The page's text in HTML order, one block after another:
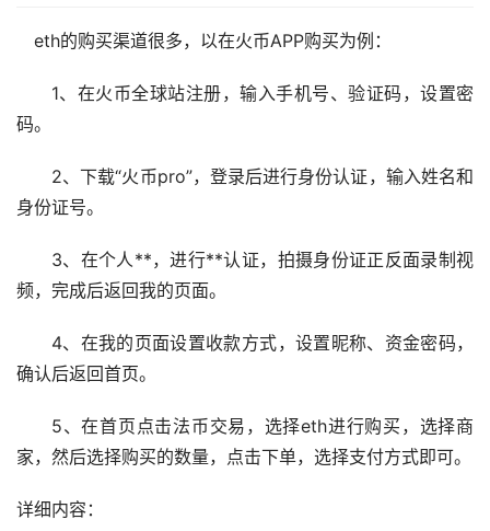
eth的购买渠道很多，以在火币APP购买为例：
1、在火币全球站注册，输入手机号、验证码，设置密
码。
2、下载“火币pro”，登录后进行身份认证，输入姓名和
身份证号。
3、在个人**，进行**认证，拍摄身份证正反面录制视
频，完成后返回我的页面。
4、在我的页面设置收款方式，设置昵称、资金密码，
确认后返回首页。
5、在首页点击法币交易，选择eth进行购买，选择商
家，然后选择购买的数量，点击下单，选择支付方式即可。
详细内容：